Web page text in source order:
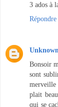
3 ados à
Répondre
Bonsoir
sont
plait
qui se